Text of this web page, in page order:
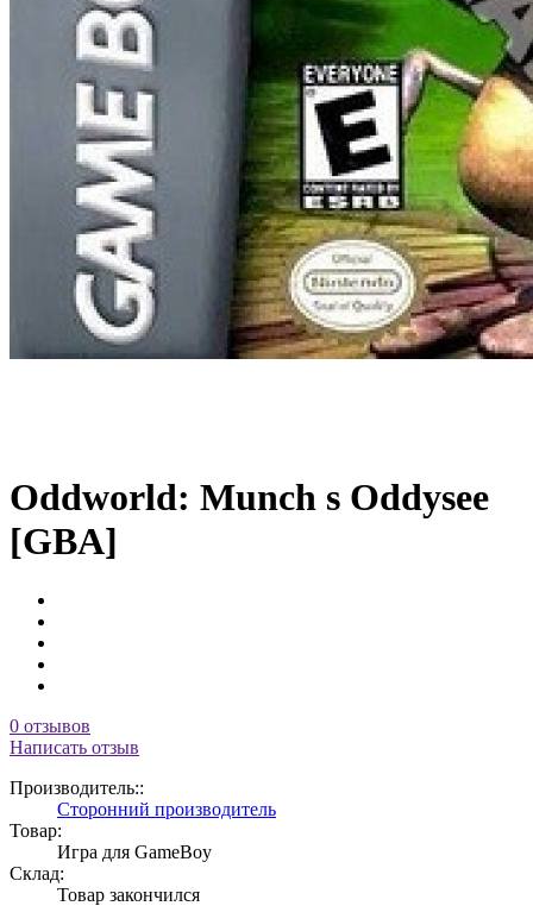
Oddworld: Munch s Oddysee
[GBA]
0 отзывов
Написать отзыв
Производитель::
Сторонний производитель
Товар:
Игра для GameBoy
Склад:
Товар закончился